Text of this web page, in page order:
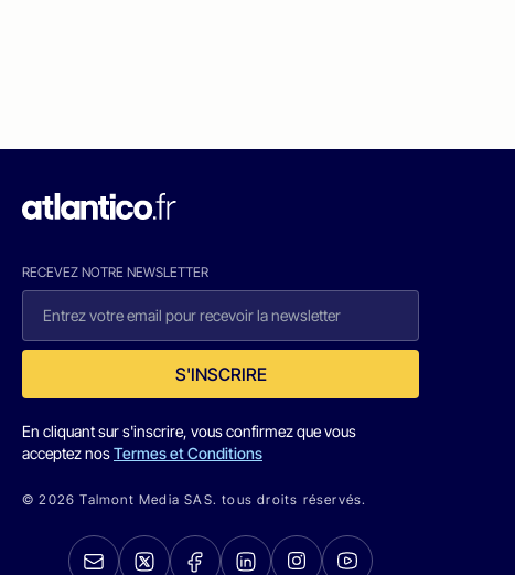
RECEVEZ NOTRE NEWSLETTER
S'INSCRIRE
En cliquant sur s'inscrire, vous confirmez que vous
acceptez nosTermes et Conditions
© 2026 Talmont Media SAS. tous droits réservés.